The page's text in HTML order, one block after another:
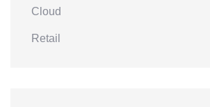
Cloud
Retail